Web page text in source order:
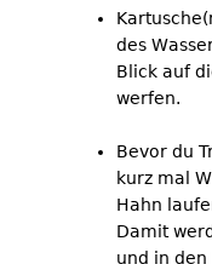
des
Blick auf
werfen.
Bevor du
kurz mal
Hahn
Damit
und in